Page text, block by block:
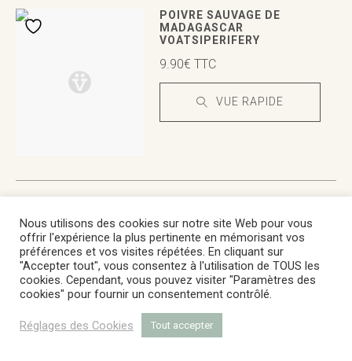
POIVRE SAUVAGE DE
MADAGASCAR
VOATSIPERIFERY
9.90€ TTC
VUE RAPIDE
7.50€ TTC
VUE RAPIDE
Nous utilisons des cookies sur notre site Web pour vous
offrir l'expérience la plus pertinente en mémorisant vos
préférences et vos visites répétées. En cliquant sur
"Accepter tout", vous consentez à l'utilisation de TOUS les
cookies. Cependant, vous pouvez visiter "Paramètres des
cookies" pour fournir un consentement contrôlé.
Réglages des Cookies Tout accepter